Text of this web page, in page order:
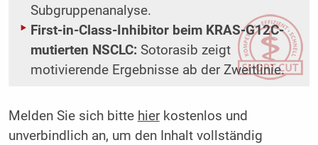
Subgruppenanalyse.
First-in-Class-Inhibitor beim KRAS-G12C-
mutierten NSCLC:Sotorasib zeigt
motivierende Ergebnisse ab der Zweitlinie.
Melden Sie sich bitte hierkostenlos und
unverbindlich an, um den Inhalt vollständig